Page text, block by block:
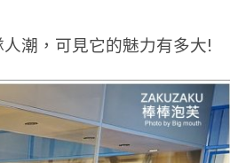
潮，可見它的魅力有多大!